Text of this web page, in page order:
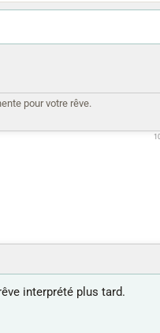
pour votre rêve.
interprété plus tard.